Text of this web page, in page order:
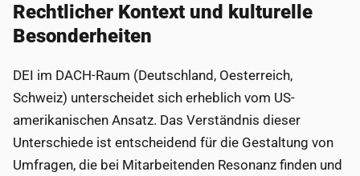
Rechtlicher Kontext und kulturelle
Besonderheiten
DEI im DACH-Raum (Deutschland, Oesterreich,
Schweiz) unterscheidet sich erheblich vom US-
amerikanischen Ansatz. Das Verständnis dieser
Unterschiede ist entscheidend für die Gestaltung von
Umfragen, die bei Mitarbeitenden Resonanz finden und